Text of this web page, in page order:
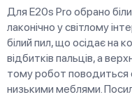
Для E20s Pro обрано
лаконічно у світлому
білий пил, що осідає на
відбитків пальців, а
тому робот поводиться
низькими меблями.